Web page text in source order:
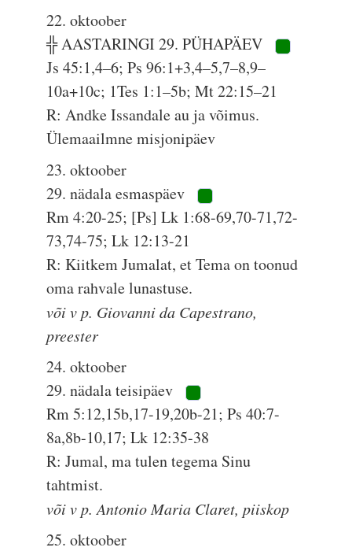
22. oktoober
╬ AASTARINGI 29. PÜHAPÄEV
Js 45:1,4–6; Ps 96:1+3,4–5,7–8,9–
10a+10c; 1Tes 1:1–5b; Mt 22:15–21
R: Andke Issandale au ja võimus.
Ülemaailmne misjonipäev
23. oktoober
29. nädala esmaspäev
Rm 4:20-25; [Ps] Lk 1:68-69,70-71,72-
73,74-75; Lk 12:13-21
R: Kiitkem Jumalat, et Tema on toonud
oma rahvale lunastuse.
või v p. Giovanni da Capestrano,
preester
24. oktoober
29. nädala teisipäev
Rm 5:12,15b,17-19,20b-21; Ps 40:7-
8a,8b-10,17; Lk 12:35-38
R: Jumal, ma tulen tegema Sinu
tahtmist.
või v p. Antonio Maria Claret, piiskop
25. oktoober